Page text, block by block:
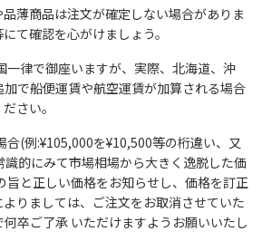
薄商品は注文が確定しない場合がありま
て確認を心がけましょう。
一律で御座いますが、実際、北海道、沖
で船便運賃や航空運賃が加算される場合
さい。
合(例:¥105,000を¥10,500等の桁違い、又
識的にみて市場相場から大きく逸脱した価
旨と正しい価格をお知らせし、価格を訂正
りましては、ご注文をお取消させていた
卒ご了承 いただけますようお願いいたし